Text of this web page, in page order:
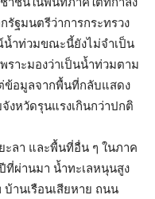
ฐมนตรีว่าการกระทรวง
ำท่วมขณะนี้ยังไม่จำเป็น
ราะมองว่าเป็นน้ำท่วมตาม
ข้อมูลจากพื้นที่กลับแสดง
งหวัดรุนแรงเกินกว่าปกติ
ะลา และพื้นที่อื่น ๆ ในภาค
ผ่านมา น้ำทะเลหนุนสูง
านเรือนเสียหาย ถนน